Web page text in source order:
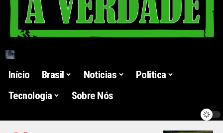
Início Brasil Noticias
Politica
Tecnologia
Sobre Nós